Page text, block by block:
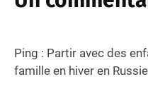
Ping : Partir avec des
famille en hiver en